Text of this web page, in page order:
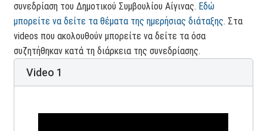
συνεδρίαση του Δημοτικού Συμβουλίου Αίγινας. Εδώ
μπορείτε να δείτε τα θέματα της ημερήσιας διάταξης. Στα
videos που ακολουθούν μπορείτε να δείτε τα όσα
συζητήθηκαν κατά τη διάρκεια της συνεδρίασης.
Video 1